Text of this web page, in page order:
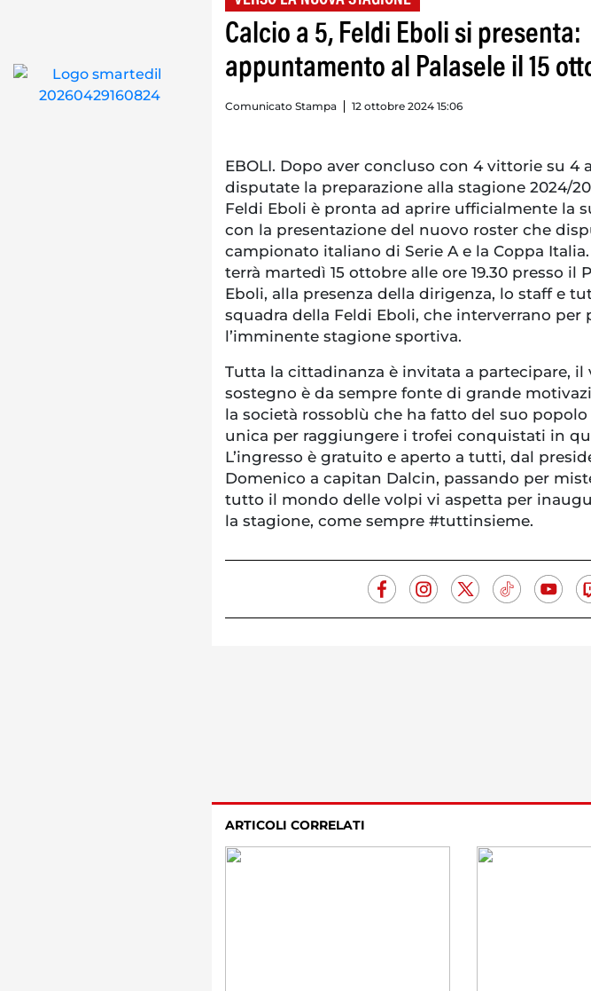
Calcio a 5, Feldi Eboli si presenta:
appuntamento al Palasele il 15
Comunicato Stampa 12 ottobre 2024 15:06
EBOLI. Dopo aver concluso con 4 vittorie su 4
disputate la preparazione alla stagione 2024/
Feldi Eboli è pronta ad aprire ufficialmente la
con la presentazione del nuovo roster che
campionato italiano di Serie A e la Coppa Italia.
terrà martedì 15 ottobre alle ore 19.30 presso il
Eboli, alla presenza della dirigenza, lo staff e
squadra della Feldi Eboli, che interverrano per
l’imminente stagione sportiva.
Tutta la cittadinanza è invitata a partecipare, il
sostegno è da sempre fonte di grande
la società rossoblù che ha fatto del suo popolo
unica per raggiungere i trofei conquistati in
L’ingresso è gratuito e aperto a tutti, dal
Domenico a capitan Dalcin, passando per
tutto il mondo delle volpi vi aspetta per
la stagione, come sempre #tuttinsieme.
ARTICOLI CORRELATI